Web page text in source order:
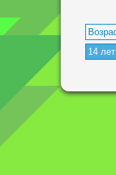
14 лет